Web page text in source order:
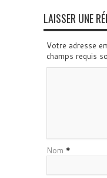
LAISSER UNE
Votre adresse
champs requis
Nom *